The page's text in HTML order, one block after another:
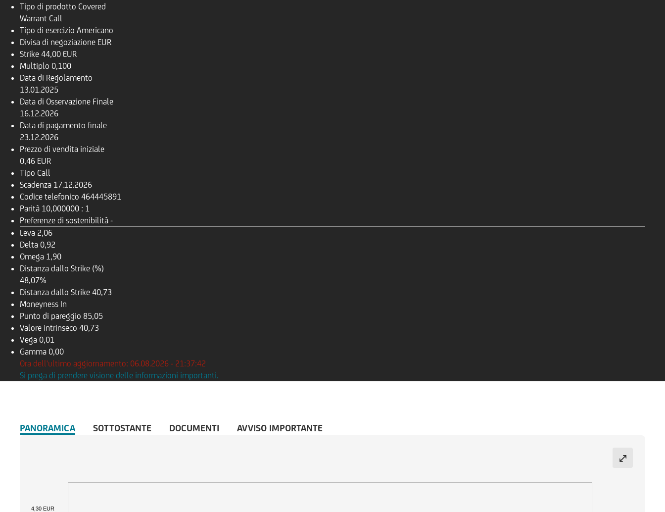
Tipo di prodotto Covered
Warrant Call
Tipo di esercizio Americano
Divisa di negoziazione EUR
Strike 44,00 EUR
Multiplo 0,100
Data di Regolamento
13.01.2025
Data di Osservazione Finale
16.12.2026
Data di pagamento finale
23.12.2026
Prezzo di vendita iniziale
0,46 EUR
Tipo Call
Scadenza 17.12.2026
Codice telefonico 464445891
Parità 10,000000 : 1
Preferenze di sostenibilità -
Leva 2,06
Delta 0,92
Omega 1,90
Distanza dallo Strike (%)
48,07%
Distanza dallo Strike 40,73
Moneyness In
Punto di pareggio 85,05
Valore intrinseco 40,73
Vega 0,01
Gamma 0,00
Ora dell'ultimo aggiornamento: 06.08.2026 - 21:37:42
Si prega di prendere visione delle informazioni importanti.
PANORAMICA SOTTOSTANTE DOCUMENTI AVVISO IMPORTANTE
4,30 EUR